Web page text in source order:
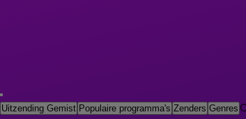
Uitzending Gemist Populaire programma's Zenders Genres